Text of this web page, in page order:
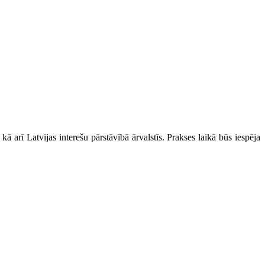
arī Latvijas interešu pārstāvībā ārvalstīs. Prakses laikā būs iespēja